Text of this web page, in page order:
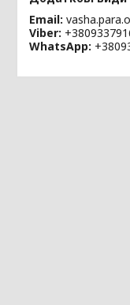
Email
Viber
WhatsApp